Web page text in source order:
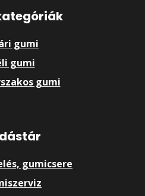
gumi
gumi
gumi
gumicsere